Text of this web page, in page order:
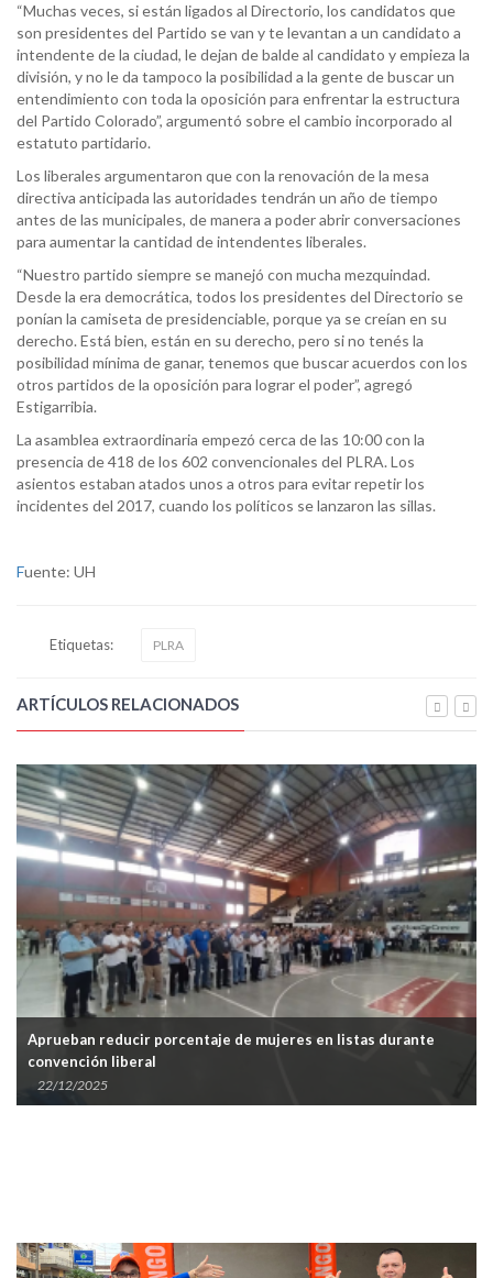
“Muchas veces, si están ligados al Directorio, los candidatos que
son presidentes del Partido se van y te levantan a un candidato a
intendente de la ciudad, le dejan de balde al candidato y empieza la
división, y no le da tampoco la posibilidad a la gente de buscar un
entendimiento con toda la oposición para enfrentar la estructura
del Partido Colorado”, argumentó sobre el cambio incorporado al
estatuto partidario.
Los liberales argumentaron que con la renovación de la mesa
directiva anticipada las autoridades tendrán un año de tiempo
antes de las municipales, de manera a poder abrir conversaciones
para aumentar la cantidad de intendentes liberales.
“Nuestro partido siempre se manejó con mucha mezquindad.
Desde la era democrática, todos los presidentes del Directorio se
ponían la camiseta de presidenciable, porque ya se creían en su
derecho. Está bien, están en su derecho, pero si no tenés la
posibilidad mínima de ganar, tenemos que buscar acuerdos con los
otros partidos de la oposición para lograr el poder”, agregó
Estigarribia.
La asamblea extraordinaria empezó cerca de las 10:00 con la
presencia de 418 de los 602 convencionales del PLRA. Los
asientos estaban atados unos a otros para evitar repetir los
incidentes del 2017, cuando los políticos se lanzaron las sillas.
Fuente: UH
Etiquetas: PLRA
ARTÍCULOS RELACIONADOS
reducir porcentaje de mujeres en listas durante
liberal
22/12/2025